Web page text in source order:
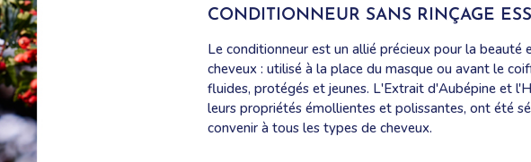
CONDITIONNEUR SANS RINÇAGE
Le conditionneur est un allié précieux pour la beauté
cheveux : utilisé à la place du masque ou avant le
fluides, protégés et jeunes. L'Extrait d'Aubépine et
leurs propriétés émollientes et polissantes, ont été
convenir à tous les types de cheveux.